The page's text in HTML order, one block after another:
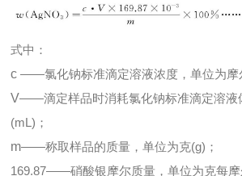
式中：
c ——氯化钠标准滴定溶液浓度，单位为摩
V——滴定样品时消耗氯化钠标准滴定溶液
(mL)；
m——称取样品的质量，单位为克(g)；
169.87——硝酸银摩尔质量，单位为克每摩